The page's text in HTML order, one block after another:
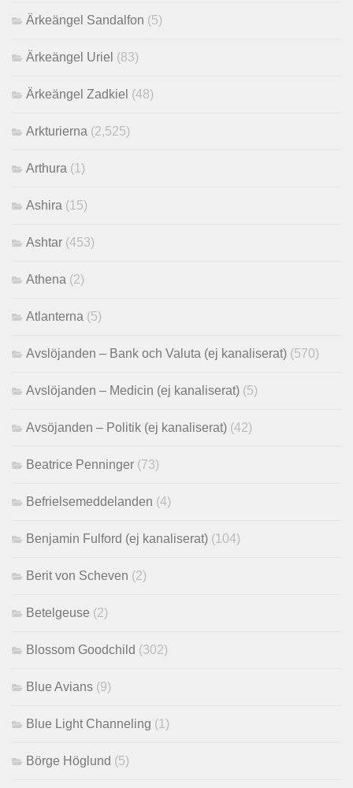
Ärkeängel Sandalfon (5)
Ärkeängel Uriel (83)
Ärkeängel Zadkiel (48)
Arkturierna (2,525)
Arthura (1)
Ashira (15)
Ashtar (453)
Athena (2)
Atlanterna (5)
Avslöjanden – Bank och Valuta (ej kanaliserat) (570)
Avslöjanden – Medicin (ej kanaliserat) (5)
Avsöjanden – Politik (ej kanaliserat) (42)
Beatrice Penninger (73)
Befrielsemeddelanden (4)
Benjamin Fulford (ej kanaliserat) (104)
Berit von Scheven (2)
Betelgeuse (2)
Blossom Goodchild (302)
Blue Avians (9)
Blue Light Channeling (1)
Börge Höglund (5)